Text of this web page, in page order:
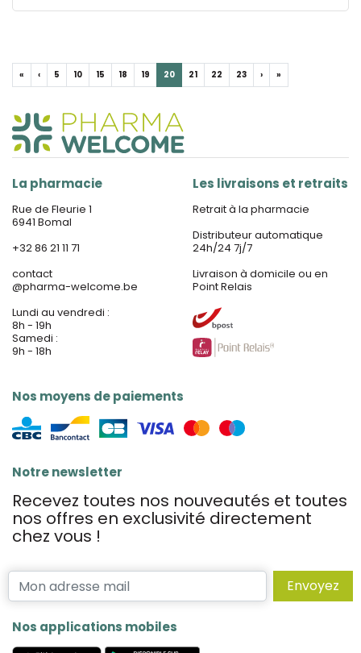
« ‹ 5 10 15 18 19 20 21 22 23 › »
La pharmacie
Rue de Fleurie 1
6941 Bomal
+32 86 21 11 71
contact
@pharma-welcome.be
Lundi au vendredi :
8h - 19h
Samedi :
9h - 18h
Nos moyens de paiements
Les livraisons et retraits
Retrait à la pharmacie
Distributeur automatique
24h/24 7j/7
Livraison à domicile ou en
Point Relais
Notre newsletter
Recevez toutes nos nouveautés et toutes
nos offres en exclusivité directement
chez vous !
Envoyez
Nos applications mobiles